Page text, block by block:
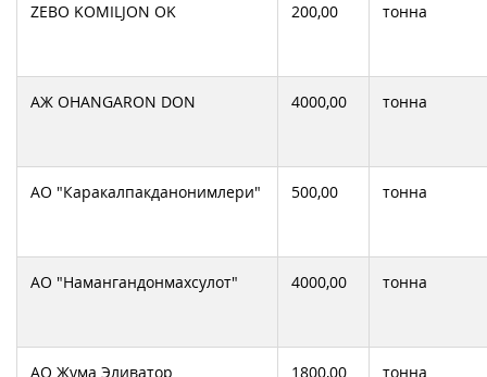
ZEBO KOMILJON OK 200,00 тонна
АЖ OHANGARON DON 4000,00 тонна
АО "Каракалпакданонимлери" 500,00 тонна
АО "Намангандонмахсулот" 4000,00 тонна
АО Жума Эливатор 1800,00 тонна